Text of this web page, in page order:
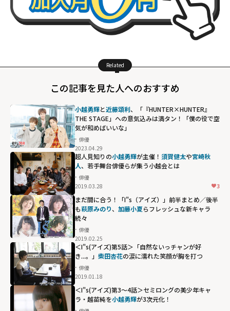
Related
この記事を見た人へのおすすめ
小越勇輝と近藤頌利、「『HUNTER×HUNTER』
THE STAGE」への意気込みは満タン！「僕の役で空
気が和めばいいな」
俳優
2023.04.29
超人見知りの小越勇輝が主催！ 須賀健太や宮崎秋
人、若手舞台俳優らが集う小越会とは
俳優
2019.03.28
3
萩原みのり、
藤小夏らフレッ
シュな新キャラ
続々"
width="304"
height="203"
まだ間に合う！「I"s（アイズ）」前半まとめ／後半
も萩原みのり、 加藤小夏らフレッシュな新キャラ
続々
俳優
2019.02.25
柴田杏花の涙に
濡れた笑顔が胸
＜I"s(アイズ)第5話＞「自然ないっチャンが好
き...。」 柴田杏花の涙に濡れた笑顔が胸を打つ
俳優
2019.01.18
＜I"s(アイズ)第3～4話＞セミロングの美少年キャ
ラ・越苗純を小越勇輝が3次元化！